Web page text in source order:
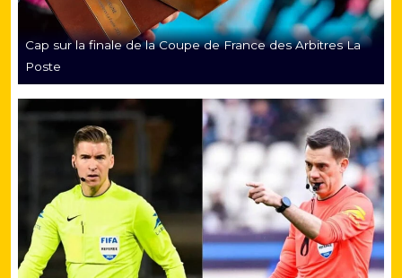
Cap sur la finale de la Coupe de France des Arbitres La
Poste